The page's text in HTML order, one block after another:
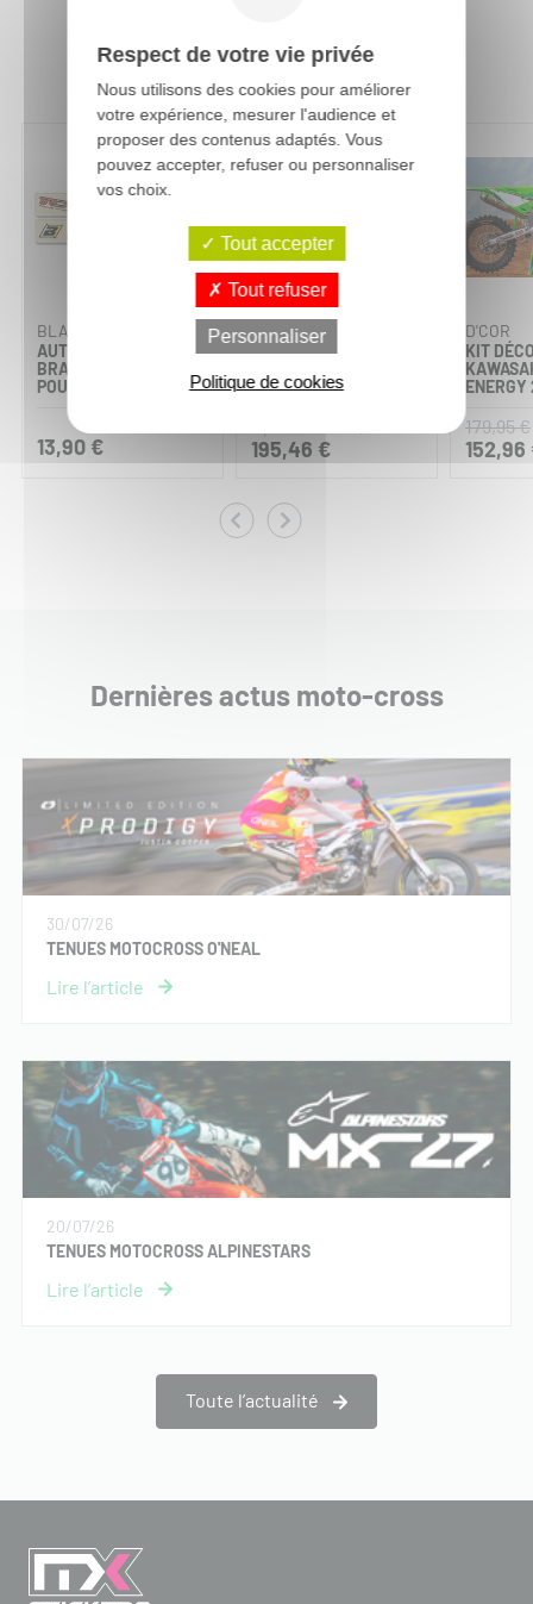
Vous aimerez aussi :
BLACKBIRD
AUTOCOLLANT DE
BRAS OSCILLANT
POUR KX ET KX-F
13,90 €
Personnalisable
D'COR
KIT DÉCO KAWASAKI
195,46 €
D'COR
KIT
179,95 €
152,96
Dernières actus moto-cross
30/07/26
TENUES MOTOCROSS O'NEAL
20/07/26
TENUES MOTOCROSS ALPINESTARS
Toute l’actualité
Respect de votre vie privée
Nous utilisons des cookies pour améliorer
votre expérience, mesurer l'audience et
proposer des contenus adaptés. Vous
pouvez accepter, refuser ou personnaliser
vos choix.
Tout accepter
Tout refuser
Personnaliser
Politique de cookies